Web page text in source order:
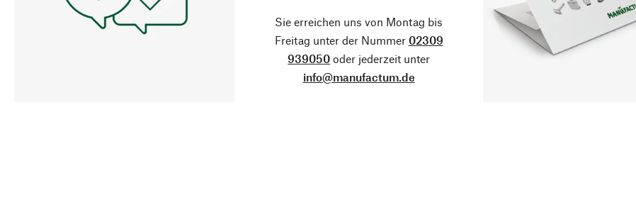
Sie erreichen uns von Montag bis
Freitag unter der Nummer 02309
939050 oder jederzeit unter
info@manufactum.de